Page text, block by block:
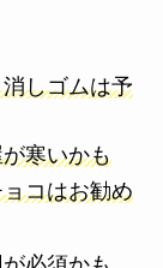
しゴムは予
寒いかも
コはお勧め